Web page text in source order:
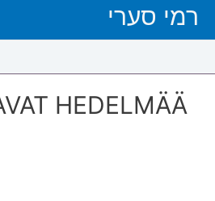
רמי סערי
HEDELMÄÄ